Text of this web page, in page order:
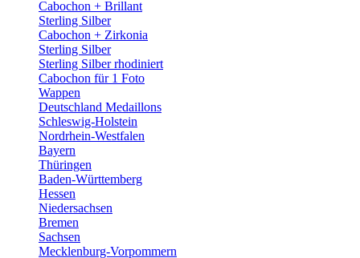
Cabochon + Brillant
Sterling Silber
Cabochon + Zirkonia
Sterling Silber
Sterling Silber rhodiniert
Cabochon für 1 Foto
Wappen
Deutschland Medaillons
Schleswig-Holstein
Nordrhein-Westfalen
Bayern
Thüringen
Baden-Württemberg
Hessen
Niedersachsen
Bremen
Sachsen
Mecklenburg-Vorpommern